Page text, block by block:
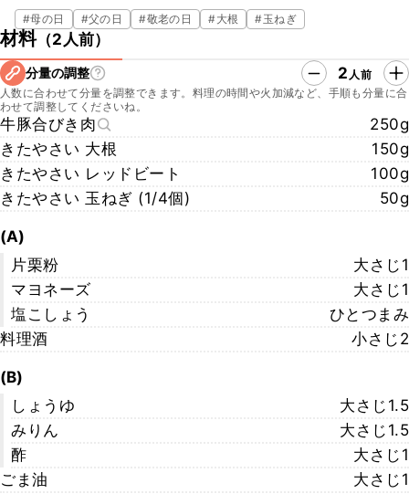
いになりますよ。牛豚合びき肉の旨みが染みた「きたやさい 大根」の
ステーキを添えて、食卓が華やかになるボリューム満点な一品に！ぜ
ひ、お試しくださいね。
#母の日 #父の日 #敬老の日 #大根 #玉ねぎ
材料（2人前）
分量の調整 2 人前
人数に合わせて分量を調整できます。料理の時間や火加減など、手順も分量に合
わせて調整してくださいね。
牛豚合びき肉
250g
きたやさい 大根
150g
きたやさい レッドビート
100g
きたやさい 玉ねぎ (1/4個)
50g
(A)
片栗粉
大さじ1
マヨネーズ
大さじ1
塩こしょう
ひとつまみ
料理酒
小さじ2
(B)
しょうゆ
大さじ1.5
みりん
大さじ1.5
酢
大さじ1
ごま油
大さじ1